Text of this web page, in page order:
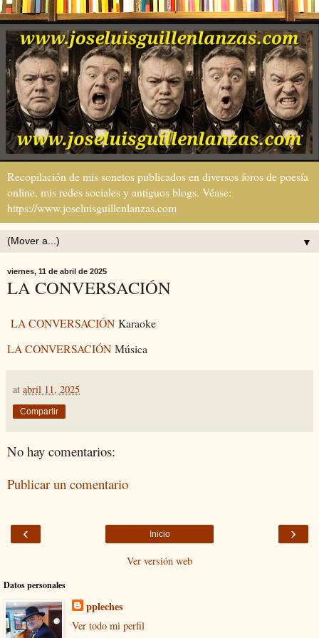
Recopilación de mis sonetos publicados en diversos foros de poesía
online, mis redes sociales y antiguos blogs. Véase:
https://www.joseluisguillenlanzas.com
▼
viernes, 11 de abril de 2025
LA CONVERSACIÓN
LA CONVERSACIÓN Karaoke
LA CONVERSACIÓN Música
at abril 11, 2025
Compartir
No hay comentarios:
Publicar un comentario
‹ ›
Inicio
Ver versión web
Datos personales
ppleches
Ver todo mi perfil